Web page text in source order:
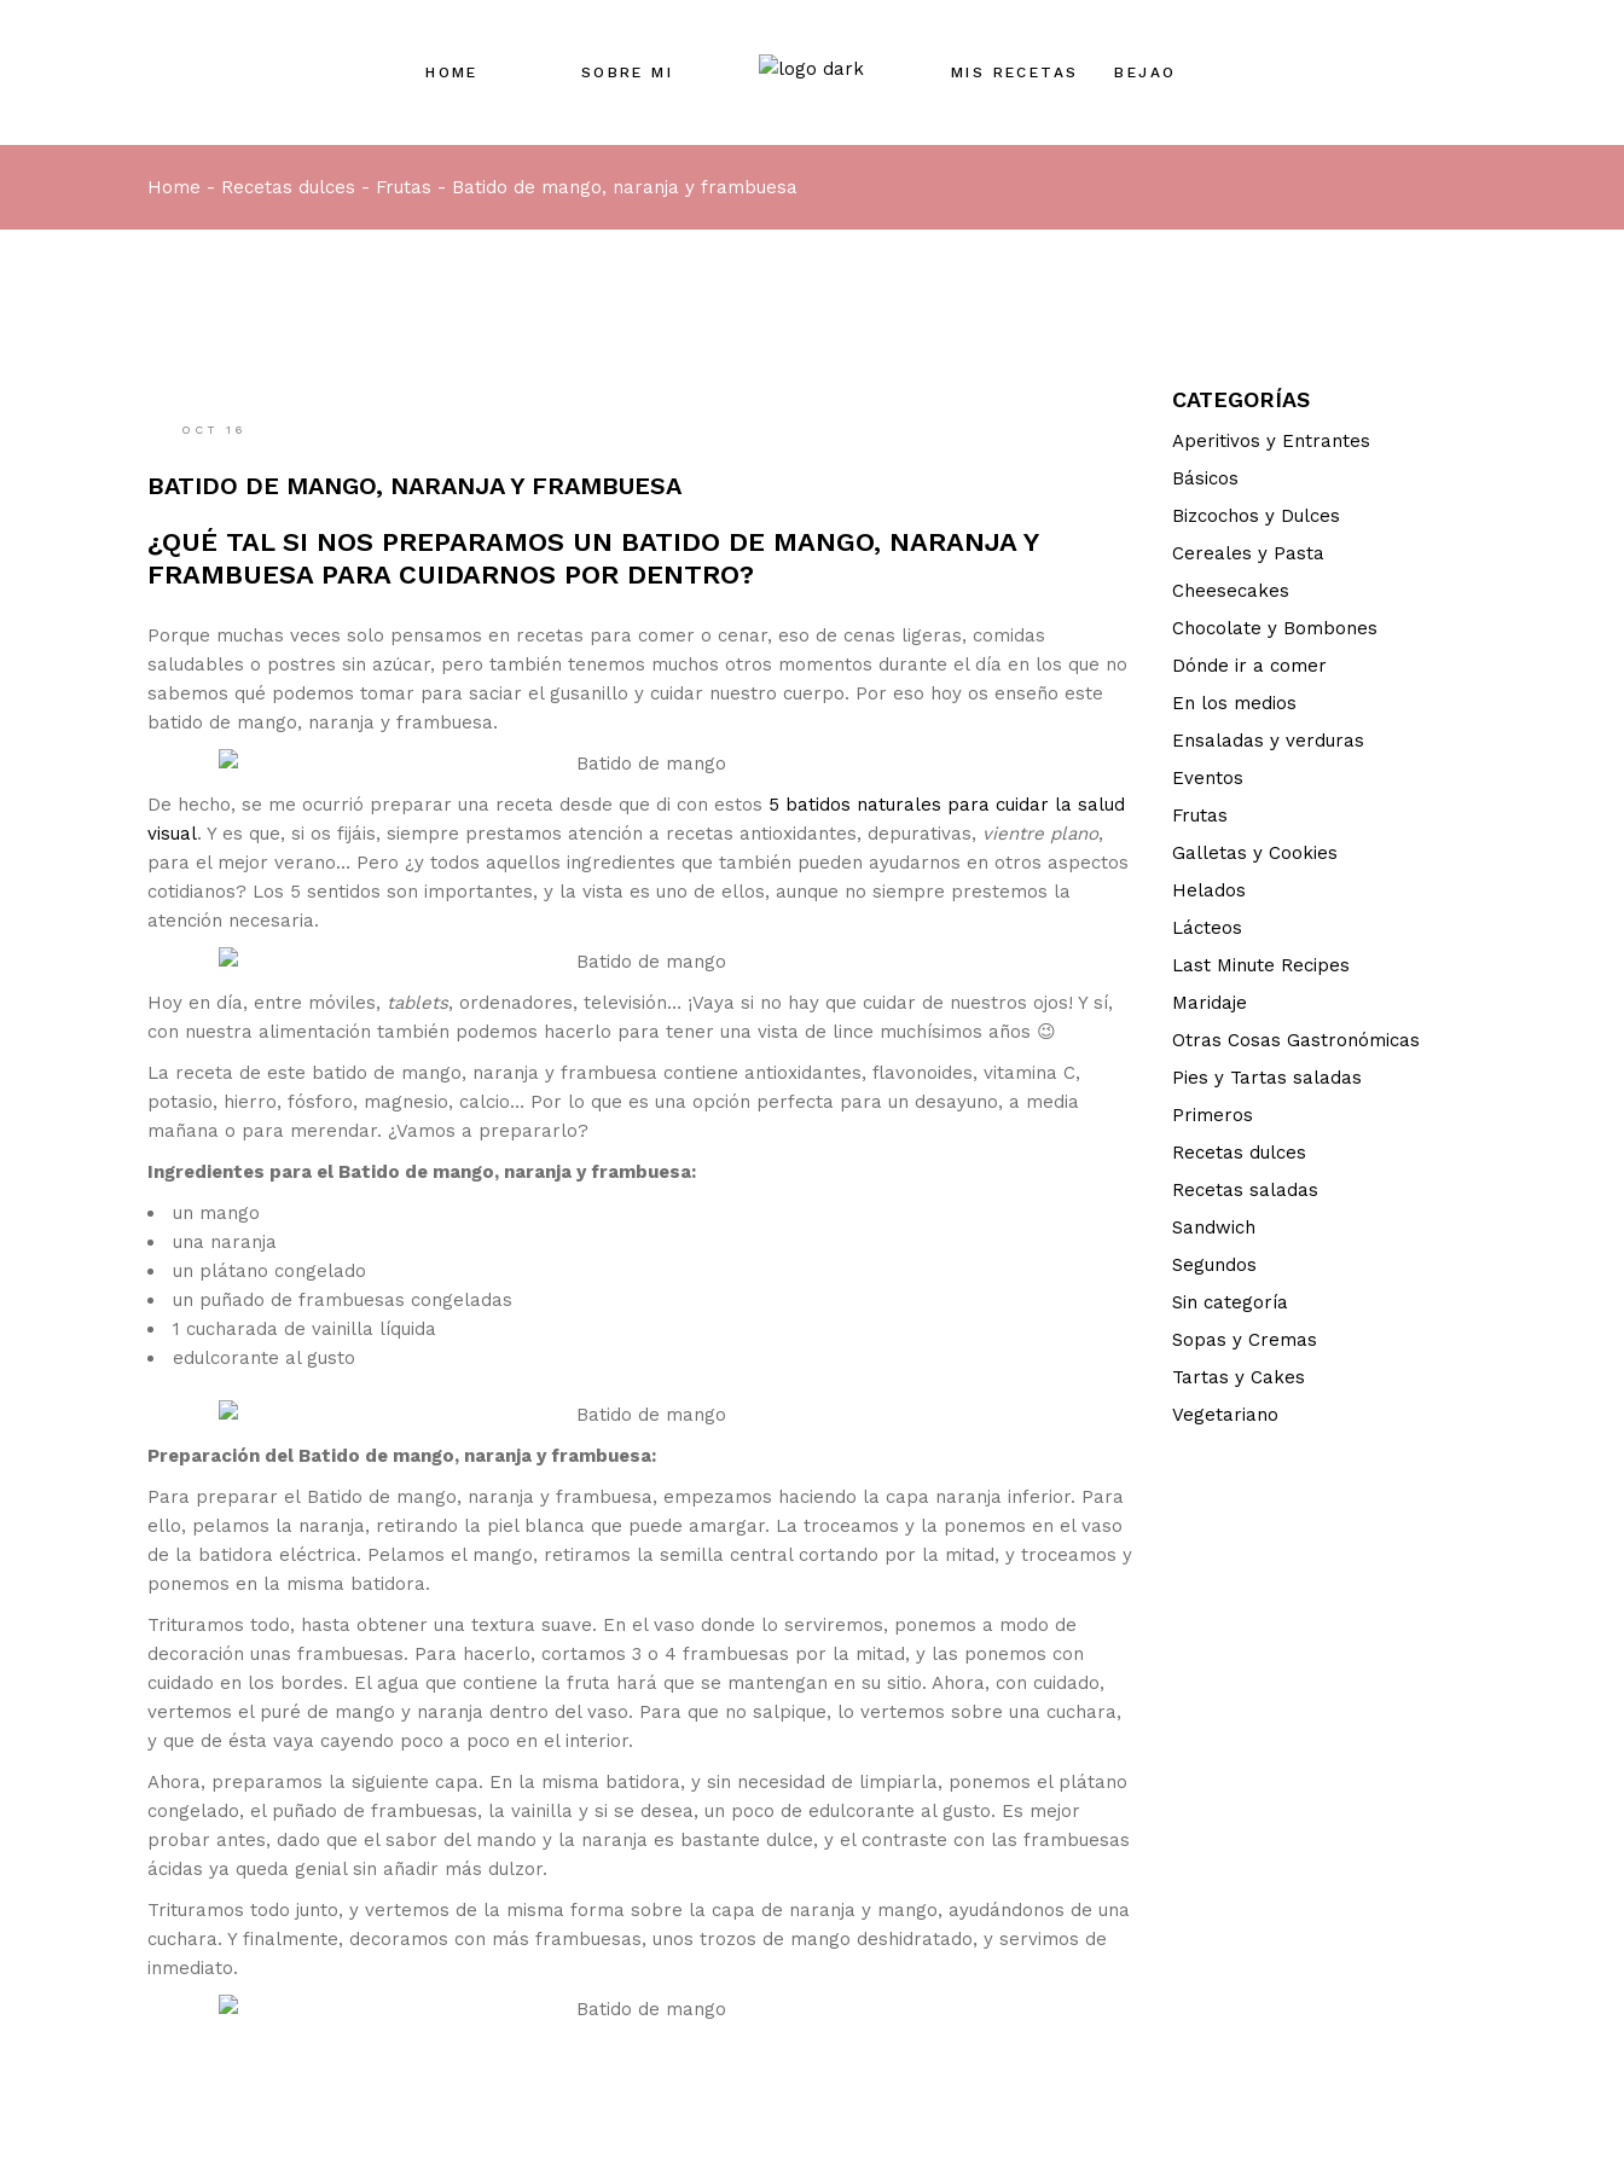
HOME SOBRE MI MIS RECETAS BEJAO
Home Recetas dulces Frutas Batido de mango, naranja y frambuesa
OCT 16
BATIDO DE MANGO, NARANJA Y FRAMBUESA
¿QUÉ TAL SI NOS PREPARAMOS UN BATIDO DE MANGO, NARANJA Y
FRAMBUESA PARA CUIDARNOS POR DENTRO?
Porque muchas veces solo pensamos en recetas para comer o cenar, eso de cenas ligeras, comidas
saludables o postres sin azúcar, pero también tenemos muchos otros momentos durante el día en los que no
sabemos qué podemos tomar para saciar el gusanillo y cuidar nuestro cuerpo. Por eso hoy os enseño este
batido de mango, naranja y frambuesa.
De hecho, se me ocurrió preparar una receta desde que di con estos 5 batidos naturales para cuidar la salud
visual. Y es que, si os fijáis, siempre prestamos atención a recetas antioxidantes, depurativas, vientre plano,
para el mejor verano… Pero ¿y todos aquellos ingredientes que también pueden ayudarnos en otros aspectos
cotidianos? Los 5 sentidos son importantes, y la vista es uno de ellos, aunque no siempre prestemos la
atención necesaria.
Hoy en día, entre móviles, tablets, ordenadores, televisión… ¡Vaya si no hay que cuidar de nuestros ojos! Y sí,
con nuestra alimentación también podemos hacerlo para tener una vista de lince muchísimos años 😉
La receta de este batido de mango, naranja y frambuesa contiene antioxidantes, flavonoides, vitamina C,
potasio, hierro, fósforo, magnesio, calcio… Por lo que es una opción perfecta para un desayuno, a media
mañana o para merendar. ¿Vamos a prepararlo?
Ingredientes para el Batido de mango, naranja y frambuesa:
un mango
una naranja
un plátano congelado
un puñado de frambuesas congeladas
1 cucharada de vainilla líquida
edulcorante al gusto
Preparación del Batido de mango, naranja y frambuesa:
Para preparar el Batido de mango, naranja y frambuesa, empezamos haciendo la capa naranja inferior. Para
ello, pelamos la naranja, retirando la piel blanca que puede amargar. La troceamos y la ponemos en el vaso
de la batidora eléctrica. Pelamos el mango, retiramos la semilla central cortando por la mitad, y troceamos y
ponemos en la misma batidora.
Trituramos todo, hasta obtener una textura suave. En el vaso donde lo serviremos, ponemos a modo de
decoración unas frambuesas. Para hacerlo, cortamos 3 o 4 frambuesas por la mitad, y las ponemos con
cuidado en los bordes. El agua que contiene la fruta hará que se mantengan en su sitio. Ahora, con cuidado,
vertemos el puré de mango y naranja dentro del vaso. Para que no salpique, lo vertemos sobre una cuchara,
y que de ésta vaya cayendo poco a poco en el interior.
Ahora, preparamos la siguiente capa. En la misma batidora, y sin necesidad de limpiarla, ponemos el plátano
congelado, el puñado de frambuesas, la vainilla y si se desea, un poco de edulcorante al gusto. Es mejor
probar antes, dado que el sabor del mando y la naranja es bastante dulce, y el contraste con las frambuesas
ácidas ya queda genial sin añadir más dulzor.
Trituramos todo junto, y vertemos de la misma forma sobre la capa de naranja y mango, ayudándonos de una
cuchara. Y finalmente, decoramos con más frambuesas, unos trozos de mango deshidratado, y servimos de
inmediato.
CATEGORÍAS
Aperitivos y Entrantes
Básicos
Bizcochos y Dulces
Cereales y Pasta
Cheesecakes
Chocolate y Bombones
Dónde ir a comer
En los medios
Ensaladas y verduras
Eventos
Frutas
Galletas y Cookies
Helados
Lácteos
Last Minute Recipes
Maridaje
Otras Cosas Gastronómicas
Pies y Tartas saladas
Primeros
Recetas dulces
Recetas saladas
Sandwich
Segundos
Sin categoría
Sopas y Cremas
Tartas y Cakes
Vegetariano